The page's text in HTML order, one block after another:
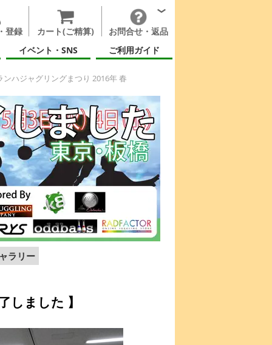
登録 カート(ご精算)
お問合せ・返品
イベント・SNS
ご利用ガイド
ハジャグリングまつり 2016年 春
ラリー
しました